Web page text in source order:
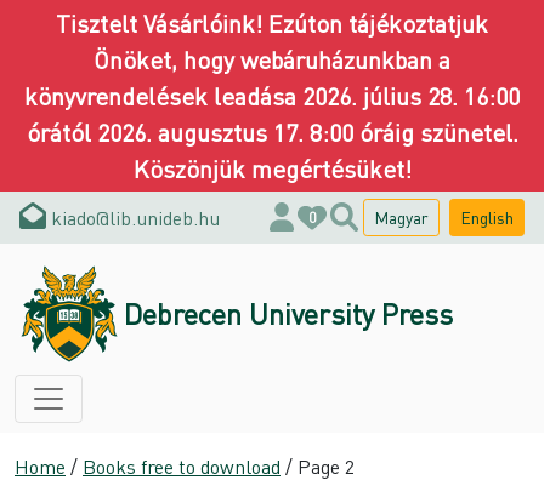
Tisztelt Vásárlóink! Ezúton tájékoztatjuk
Önöket, hogy webáruházunkban a
könyvrendelések leadása 2026. július 28. 16:00
órától 2026. augusztus 17. 8:00 óráig szünetel.
Köszönjük megértésüket!
kiado@lib.unideb.hu 0 Magyar English
Debrecen University Press
Home / Books free to download / Page 2